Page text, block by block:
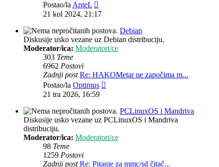
Postao/laAnteL
post
21 kol 2024, 21:17
Debian
Diskusije usko vezane uz Debian distribuciju.
Moderator/ica: Moderatori/ce
303 Teme
6962 Postovi
Zadnji post Re: HAKOMetar ne započima m...
Postao/la Optimus
21 tra 2026, 16:59
PCLinuxOS i Mandriva
Diskusije usko vezane uz PCLinuxOS i Mandriva
distribuciju.
Moderator/ica: Moderatori/ce
98 Teme
1259 Postovi
Zadnji post Re: Pitanje za mmc/sd čitač...